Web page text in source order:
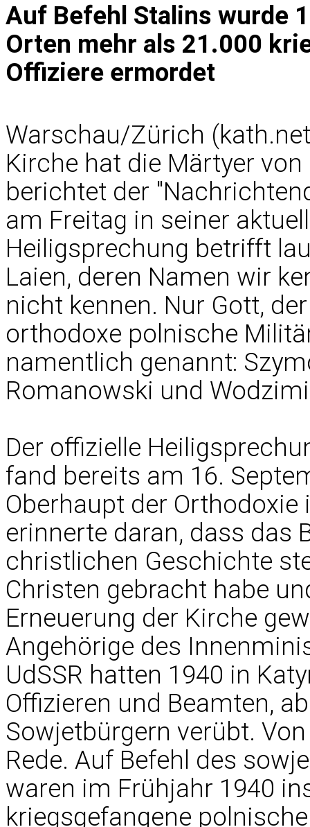
Auf Befehl Stalins wurde
Orten mehr als 21.000
Offiziere ermordet
Warschau/Zürich
Kirche hat die Märtyer
berichtet der
am Freitag in seiner
Heiligsprechung betrifft
Laien, deren Namen wir
nicht kennen. Nur Gott,
orthodoxe polnische
namentlich genannt:
Romanowski und
Der offizielle
fand bereits am 16.
Oberhaupt der Orthodoxie
erinnerte daran, dass das
christlichen Geschichte
Christen gebracht habe
Erneuerung der Kirche
Angehörige des
UdSSR hatten 1940 in
Offizieren und Beamten,
Sowjetbürgern verübt.
Rede. Auf Befehl des
waren im Frühjahr 1940
kriegsgefangene